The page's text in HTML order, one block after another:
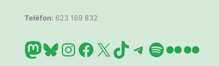
Telèfon: 623 169 832
Mastodon
Bluesky
Instagram
Facebook
X TikTok
Telegram
Spotify
Flickr